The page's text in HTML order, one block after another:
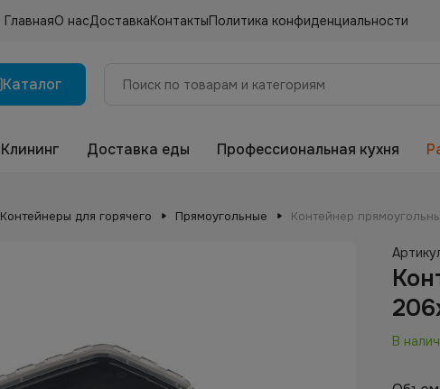
ГлавнаяО насДоставкаКонтактыПолитика конфиденциальности
Каталог
Клининг Доставка еды Профессиональная кухня
Контейнеры для горячего Прямоугольные Контейнер
В